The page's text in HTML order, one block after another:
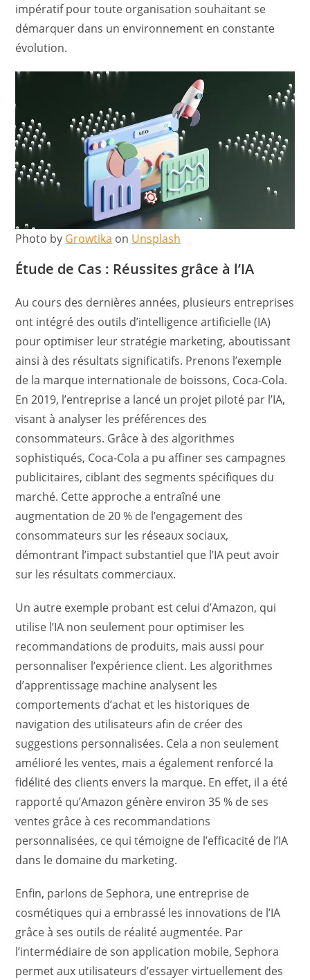
impératif pour toute organisation souhaitant se
démarquer dans un environnement en constante
évolution.
Photo by Growtika on Unsplash
Étude de Cas : Réussites grâce à l’IA
Au cours des dernières années, plusieurs entreprises
ont intégré des outils d’intelligence artificielle (IA)
pour optimiser leur stratégie marketing, aboutissant
ainsi à des résultats significatifs. Prenons l’exemple
de la marque internationale de boissons, Coca-Cola.
En 2019, l’entreprise a lancé un projet piloté par l’IA,
visant à analyser les préférences des
consommateurs. Grâce à des algorithmes
sophistiqués, Coca-Cola a pu affiner ses campagnes
publicitaires, ciblant des segments spécifiques du
marché. Cette approche a entraîné une
augmentation de 20 % de l’engagement des
consommateurs sur les réseaux sociaux,
démontrant l’impact substantiel que l’IA peut avoir
sur les résultats commerciaux.
Un autre exemple probant est celui d’Amazon, qui
utilise l’IA non seulement pour optimiser les
recommandations de produits, mais aussi pour
personnaliser l’expérience client. Les algorithmes
d’apprentissage machine analysent les
comportements d’achat et les historiques de
navigation des utilisateurs afin de créer des
suggestions personnalisées. Cela a non seulement
amélioré les ventes, mais a également renforcé la
fidélité des clients envers la marque. En effet, il a été
rapporté qu’Amazon génère environ 35 % de ses
ventes grâce à ces recommandations
personnalisées, ce qui témoigne de l’efficacité de l’IA
dans le domaine du marketing.
Enfin, parlons de Sephora, une entreprise de
cosmétiques qui a embrassé les innovations de l’IA
grâce à ses outils de réalité augmentée. Par
l’intermédiaire de son application mobile, Sephora
permet aux utilisateurs d’essayer virtuellement des